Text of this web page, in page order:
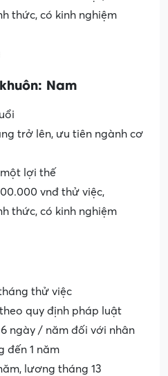
thức, có kinh nghiệm
Nam
trở lên, ưu tiên ngành cơ
lợi thế
vnđ thử việc,
thức, có kinh nghiệm
thử việc
quy định pháp luật
ngày / năm đối với nhân
đến 1 năm
lương tháng 13